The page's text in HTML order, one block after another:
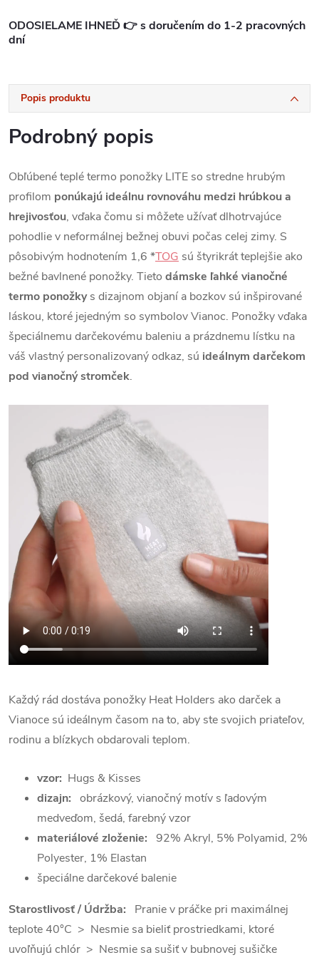
ODOSIELAME IHNEĎ 👉 s doručením do 1-2 pracovných
dní
Popis produktu
Podrobný popis
Obľúbené teplé termo ponožky LITE so stredne hrubým
profilom ponúkajú ideálnu rovnováhu medzi hrúbkou a
hrejivosťou, vďaka čomu si môžete užívať dlhotrvajúce
pohodlie v neformálnej bežnej obuvi počas celej zimy. S
pôsobivým hodnotením 1,6 *TOG sú štyrikrát teplejšie ako
bežné bavlnené ponožky. Tieto dámske ľahké vianočné
termo ponožkys dizajnom objaní a bozkov sú inšpirované
láskou, ktoré jejedným so symbolov Vianoc. Ponožky vďaka
špeciálnemu darčekovému baleniu a prázdnemu lístku na
váš vlastný personalizovaný odkaz, sú ideálnym darčekom
pod vianočný stromček.
Každý rád dostáva ponožky Heat Holders ako darček a
Vianoce sú ideálnym časom na to, aby ste svojich priateľov,
rodinu a blízkych obdarovali teplom.
vzor: Hugs & Kisses
dizajn: obrázkový, vianočný motív s ľadovým
medveďom, šedá, farebný vzor
materiálové zloženie: 92% Akryl, 5% Polyamid, 2%
Polyester, 1% Elastan
špeciálne darčekové balenie
Starostlivosť / Údržba: Pranie v práčke pri maximálnej
teplote 40°C > Nesmie sa bieliť prostriedkami, ktoré
uvoľňujú chlór > Nesmie sa sušiť v bubnovej sušičke